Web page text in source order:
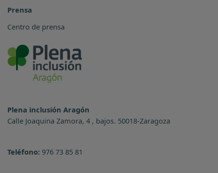
Prensa
Centro de prensa
Plena inclusión Aragón
Calle Joaquina Zamora, 4 , bajos. 50018-Zaragoza
Teléfono: 976 73 85 81